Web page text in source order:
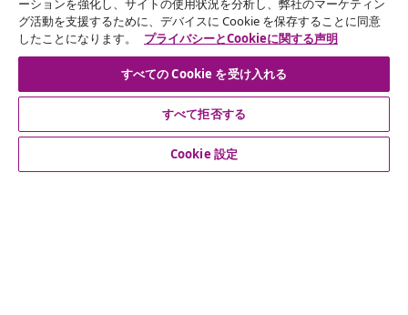
ニュースレターに登録する
70万人以上のユーザーと一緒に、vidaXLから毎週のお得
な情報や季節限定セール、新着情報を受け取りましょう。
公式SNSアカウント
ーションを強化し、サイトの使用状況を分析し、弊社のマーケティン
グ活動を支援するために、デバイスに Cookie を保存することに同意
したことになります。
プライバシーとCookieに関する声明
すべての Cookie を受け入れる
すべて拒否する
Cookie 設定